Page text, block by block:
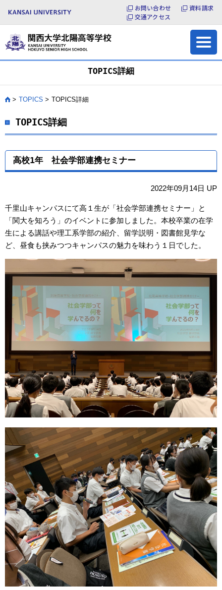
お問い合わせ
資料請求
交通アクセス
よくある質問 お問い合わせ
各種証明書の発行
TOPICS詳細
HOME
TOPICS TOPICS詳細
TOPICS詳細
高校1年 社会学部連携セミナー
2022年09月14日 UP
千里山キャンパスにて高１生が「社会学部連携セミナー」と
「関大を知ろう」のイベントに参加しました。本校卒業の在学
生による講話や理工系学部の紹介、留学説明・図書館見学な
ど、昼食も挟みつつキャンパスの魅力を味わう１日でした。